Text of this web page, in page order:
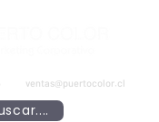
ventas@puertocolor.cl